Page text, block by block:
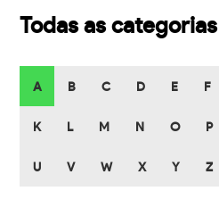
Todas as categorias
A B C D E F
K L M N O P
U V W X Y Z